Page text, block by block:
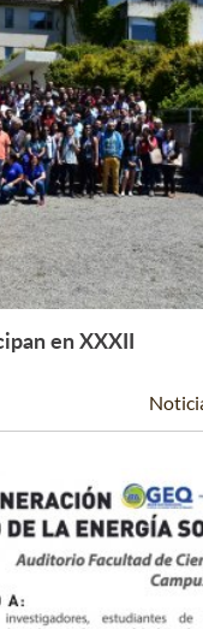
Leer Más +
en XXXII